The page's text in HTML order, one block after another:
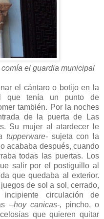
el guardia municipal
el cántaro o botijo en la
que tenía un punto de
también. Por la noches
de la puerta de Las
Su mujer al atardecer le
tupperware- sujeta con la
acababa después, cuando
todas las puertas. Los
salir por el postiguillo al
que quedaba al exterior.
de sol a sol, cerrado,
circulación de
–hoy canicas-, pincho, o
que quieren quitar